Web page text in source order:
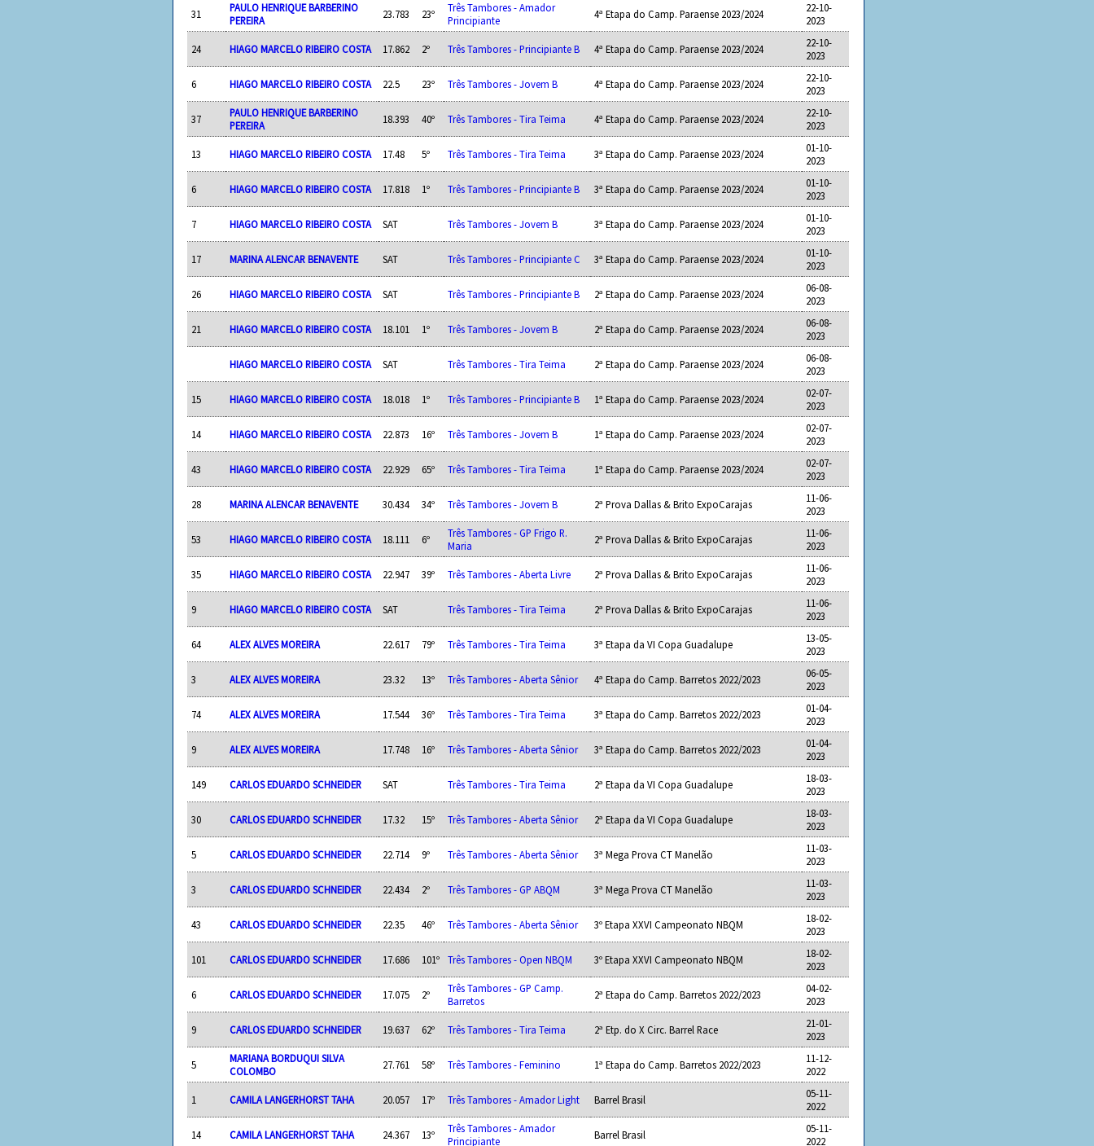
31
PAULO HENRIQUE BARBERINO
PEREIRA
23.783 23º
Três Tambores - Amador
Principiante
4ª Etapa do Camp. Paraense 2023/2024
22-10-
2023
24 HIAGO MARCELO RIBEIRO COSTA 17.862 2º Três Tambores - Principiante B 4ª Etapa do Camp. Paraense 2023/2024
22-10-
2023
6 HIAGO MARCELO RIBEIRO COSTA 22.5 23º Três Tambores - Jovem B 4ª Etapa do Camp. Paraense 2023/2024
22-10-
2023
37
PAULO HENRIQUE BARBERINO
PEREIRA
18.393 40º Três Tambores - Tira Teima 4ª Etapa do Camp. Paraense 2023/2024
22-10-
2023
13 HIAGO MARCELO RIBEIRO COSTA 17.48 5º Três Tambores - Tira Teima 3ª Etapa do Camp. Paraense 2023/2024
01-10-
2023
6 HIAGO MARCELO RIBEIRO COSTA 17.818 1º Três Tambores - Principiante B 3ª Etapa do Camp. Paraense 2023/2024
01-10-
2023
7 HIAGO MARCELO RIBEIRO COSTA SAT Três Tambores - Jovem B 3ª Etapa do Camp. Paraense 2023/2024
01-10-
2023
17 MARINA ALENCAR BENAVENTE SAT Três Tambores - Principiante C 3ª Etapa do Camp. Paraense 2023/2024
01-10-
2023
26 HIAGO MARCELO RIBEIRO COSTA SAT Três Tambores - Principiante B 2ª Etapa do Camp. Paraense 2023/2024
06-08-
2023
21 HIAGO MARCELO RIBEIRO COSTA 18.101 1º Três Tambores - Jovem B 2ª Etapa do Camp. Paraense 2023/2024
06-08-
2023
HIAGO MARCELO RIBEIRO COSTA SAT Três Tambores - Tira Teima 2ª Etapa do Camp. Paraense 2023/2024
06-08-
2023
15 HIAGO MARCELO RIBEIRO COSTA 18.018 1º Três Tambores - Principiante B 1ª Etapa do Camp. Paraense 2023/2024
02-07-
2023
14 HIAGO MARCELO RIBEIRO COSTA 22.873 16º Três Tambores - Jovem B 1ª Etapa do Camp. Paraense 2023/2024
02-07-
2023
43 HIAGO MARCELO RIBEIRO COSTA 22.929 65º Três Tambores - Tira Teima 1ª Etapa do Camp. Paraense 2023/2024
02-07-
2023
28 MARINA ALENCAR BENAVENTE 30.434 34º Três Tambores - Jovem B 2ª Prova Dallas & Brito ExpoCarajas
11-06-
2023
53 HIAGO MARCELO RIBEIRO COSTA 18.111 6º
Três Tambores - GP Frigo R.
Maria
2ª Prova Dallas & Brito ExpoCarajas
11-06-
2023
35 HIAGO MARCELO RIBEIRO COSTA 22.947 39º Três Tambores - Aberta Livre 2ª Prova Dallas & Brito ExpoCarajas
11-06-
2023
9 HIAGO MARCELO RIBEIRO COSTA SAT Três Tambores - Tira Teima 2ª Prova Dallas & Brito ExpoCarajas
11-06-
2023
64 ALEX ALVES MOREIRA 22.617 79º Três Tambores - Tira Teima 3ª Etapa da VI Copa Guadalupe
13-05-
2023
3 ALEX ALVES MOREIRA 23.32 13º Três Tambores - Aberta Sênior 4ª Etapa do Camp. Barretos 2022/2023
06-05-
2023
74 ALEX ALVES MOREIRA 17.544 36º Três Tambores - Tira Teima 3ª Etapa do Camp. Barretos 2022/2023
01-04-
2023
9 ALEX ALVES MOREIRA 17.748 16º Três Tambores - Aberta Sênior 3ª Etapa do Camp. Barretos 2022/2023
01-04-
2023
149 CARLOS EDUARDO SCHNEIDER SAT Três Tambores - Tira Teima 2ª Etapa da VI Copa Guadalupe
18-03-
2023
30 CARLOS EDUARDO SCHNEIDER 17.32 15º Três Tambores - Aberta Sênior 2ª Etapa da VI Copa Guadalupe
18-03-
2023
5 CARLOS EDUARDO SCHNEIDER 22.714 9º Três Tambores - Aberta Sênior 3ª Mega Prova CT Manelão
11-03-
2023
3 CARLOS EDUARDO SCHNEIDER 22.434 2º Três Tambores - GP ABQM 3ª Mega Prova CT Manelão
11-03-
2023
43 CARLOS EDUARDO SCHNEIDER 22.35 46º Três Tambores - Aberta Sênior 3º Etapa XXVI Campeonato NBQM
18-02-
2023
101 CARLOS EDUARDO SCHNEIDER 17.686 101º Três Tambores - Open NBQM 3º Etapa XXVI Campeonato NBQM
18-02-
2023
6 CARLOS EDUARDO SCHNEIDER 17.075 2º
Três Tambores - GP Camp.
Barretos
2ª Etapa do Camp. Barretos 2022/2023
04-02-
2023
9 CARLOS EDUARDO SCHNEIDER 19.637 62º Três Tambores - Tira Teima 2ª Etp. do X Circ. Barrel Race
21-01-
2023
5
MARIANA BORDUQUI SILVA
COLOMBO
27.761 58º Três Tambores - Feminino 1ª Etapa do Camp. Barretos 2022/2023
11-12-
2022
1 CAMILA LANGERHORST TAHA 20.057 17º Três Tambores - Amador Light Barrel Brasil
05-11-
2022
14 CAMILA LANGERHORST TAHA 24.367 13º
Três Tambores - Amador
Principiante
Barrel Brasil
05-11-
2022